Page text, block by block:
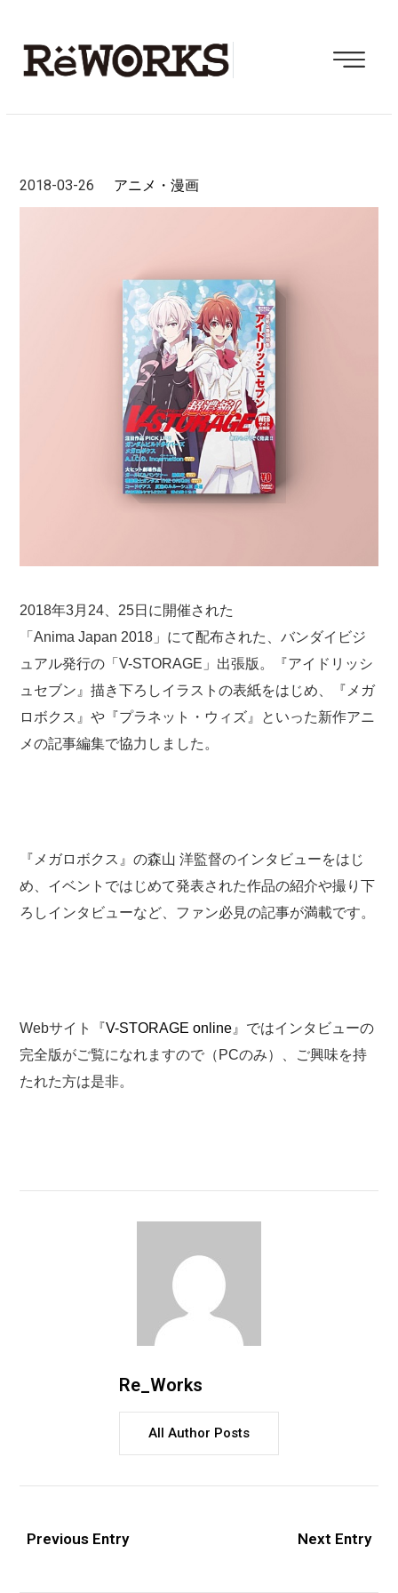
2018-03-26 アニメ・漫画
2018年3月24、25日に開催された
「Anima Japan 2018」にて配布された、バンダイビジ
ュアル発行の「V-STORAGE」出張版。『アイドリッシ
ュセブン』描き下ろしイラストの表紙をはじめ、『メガ
ロボクス』や『プラネット・ウィズ』といった新作アニ
メの記事編集で協力しました。
『メガロボクス』の森山 洋監督のインタビューをはじ
め、イベントではじめて発表された作品の紹介や撮り下
ろしインタビューなど、ファン必見の記事が満載です。
Webサイト『V-STORAGE online 』ではインタビューの
完全版がご覧になれますので（PCのみ）、ご興味を持
たれた方は是非。
Re_Works
All Author Posts
Previous Entry Next Entry